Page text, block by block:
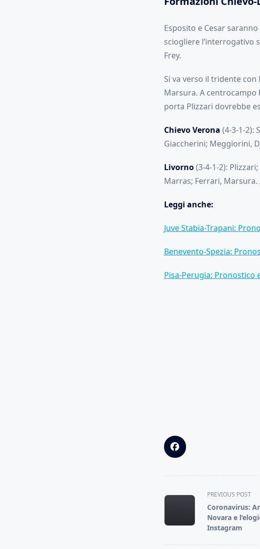
Esposito e Cesar
sciogliere l’interrogativo
Frey.
Si va verso il tridente
Marsura. A centrocampo
porta Plizzari dovrebbe
Chievo Verona (4-3-1-2):
Giaccherini; Meggiorini,
Livorno(3-4-1-2):
Marras; Ferrari, Marsura.
Leggi anche:
Juve Stabia-Trapani:
Benevento-Spezia:
Pisa-Perugia: Pronostico
<span
class="nav-
subtitle
screen-
PREVIOUS POST
Coronavirus:
Novara e
Instagram